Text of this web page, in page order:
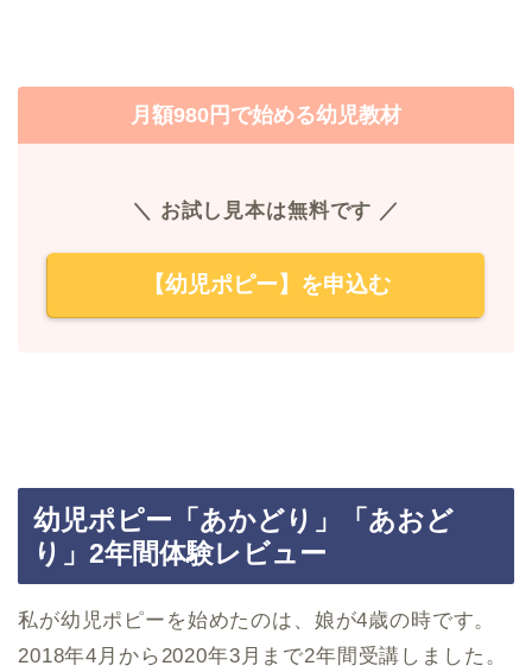
月額980円で始める幼児教材
＼ お試し見本は無料です ／
【幼児ポピー】を申込む
幼児ポピー「あかどり」「あおど
り」2年間体験レビュー
私が幼児ポピーを始めたのは、娘が4歳の時です。
2018年4月から2020年3月まで2年間受講しました。